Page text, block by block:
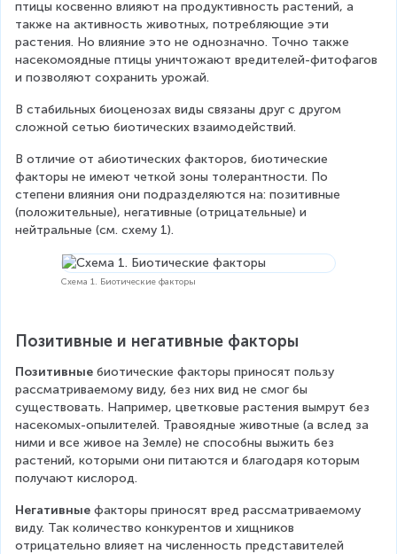
птицы косвенно влияют на продуктивность растений, а
также на активность животных, потребляющие эти
растения. Но влияние это не однозначно. Точно также
насекомоядные птицы уничтожают вредителей-фитофагов
и позволяют сохранить урожай.
В стабильных биоценозах виды связаны друг с другом
сложной сетью биотических взаимодействий.
В отличие от абиотических факторов, биотические
факторы не имеют четкой зоны толерантности. По
степени влияния они подразделяются на: позитивные
(положительные), негативные (отрицательные) и
нейтральные (см. схему 1).
Схема 1. Биотические факторы
Позитивные и негативные факторы
Позитивные биотические факторы приносят пользу
рассматриваемому виду, без них вид не смог бы
существовать. Например, цветковые растения вымрут без
насекомых-опылителей. Травоядные животные (а вслед за
ними и все живое на Земле) не способны выжить без
растений, которыми они питаются и благодаря которым
получают кислород.
Негативные факторы приносят вред рассматриваемому
виду. Так количество конкурентов и хищников
отрицательно влияет на численность представителей